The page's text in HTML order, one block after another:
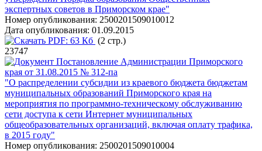
экспертных советов в Приморском крае"
Номер опубликования: 2500201509010012
Дата опубликования: 01.09.2015
PDF: 63 Кб (2 стр.)
23747
Постановление Администрации Приморского
края от 31.08.2015 № 312-па
"О распределении субсидии из краевого бюджета бюджетам
муниципальных образований Приморского края на
мероприятия по программно-техническому обслуживанию
сети доступа к сети Интернет муниципальных
общеобразовательных организаций, включая оплату трафика,
в 2015 году"
Номер опубликования: 2500201509010004